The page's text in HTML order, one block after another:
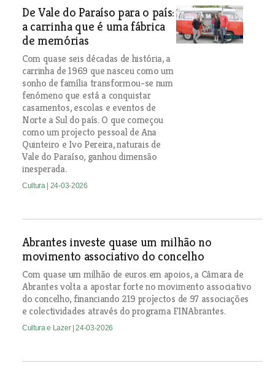
De Vale do Paraíso para o país:
a carrinha que é uma fábrica
de memórias
Com quase seis décadas de história, a
carrinha de 1969 que nasceu como um
sonho de família transformou-se num
fenómeno que está a conquistar
casamentos, escolas e eventos de
Norte a Sul do país. O que começou
como um projecto pessoal de Ana
Quinteiro e Ivo Pereira, naturais de
Vale do Paraíso, ganhou dimensão
inesperada.
Cultura | 24-03-2026
Abrantes investe quase um milhão no
movimento associativo do concelho
Com quase um milhão de euros em apoios, a Câmara de
Abrantes volta a apostar forte no movimento associativo
do concelho, financiando 219 projectos de 97 associações
e colectividades através do programa FINAbrantes.
Cultura e Lazer | 24-03-2026